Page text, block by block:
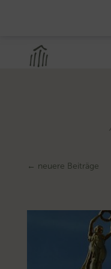
← neuere Beiträge